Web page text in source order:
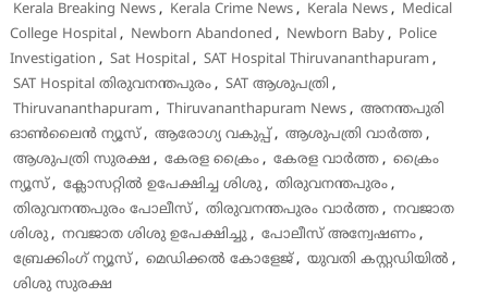
Kerala Breaking News, Kerala Crime News, Kerala News, Medical
College Hospital, Newborn Abandoned , Newborn Baby, Police
Investigation , Sat Hospital, SAT Hospital Thiruvananthapuram ,
SAT Hospital തിരുവനന്തപുരം, SAT ആശുപത്രി ,
Thiruvananthapuram , Thiruvananthapuram News, അനന്തപുരി
ഓൺലൈൻ ന്യൂസ്, ആരോഗ്യ വകുപ്പ്, ആശുപത്രി വാർത്ത,
ആശുപത്രി സുരക്ഷ , കേരള ക്രൈം, കേരള വാർത്ത, ക്രൈം
ന്യൂസ്, ക്ലോസറ്റിൽ ഉപേക്ഷിച്ച ശിശു, തിരുവനന്തപുരം,
തിരുവനന്തപുരം പോലീസ്, തിരുവനന്തപുരം വാർത്ത, നവജാത
ശിശു, നവജാത ശിശു ഉപേക്ഷിച്ചു, പോലീസ് അന്വേഷണം,
ബ്രേക്കിംഗ് ന്യൂസ്, മെഡിക്കൽ കോളേജ്, യുവതി കസ്റ്റഡിയിൽ ,
ശിശു സുരക്ഷ